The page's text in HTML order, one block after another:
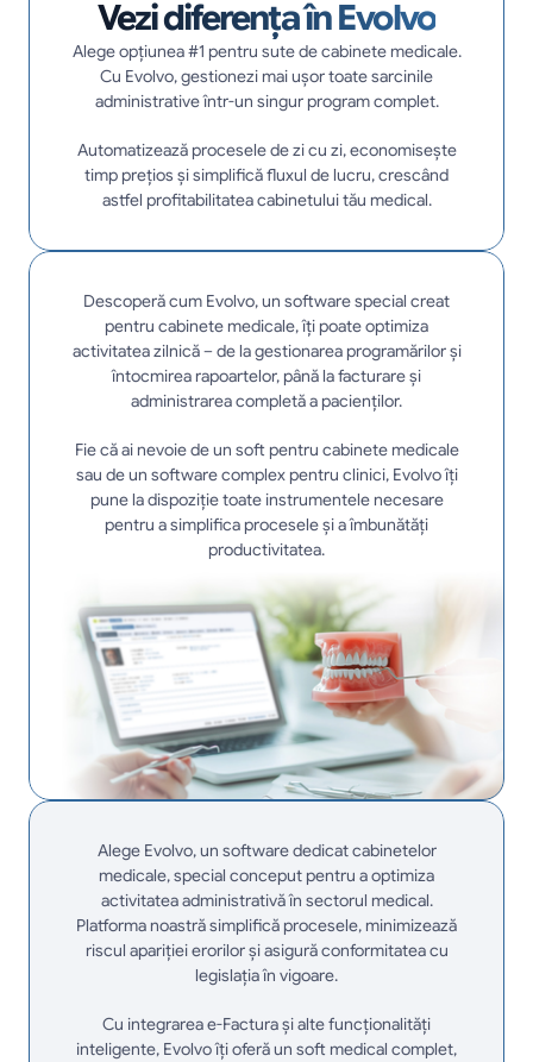
Vezi diferența în Evolvo
Alege opțiunea #1 pentru sute de cabinete medicale.
Cu Evolvo, gestionezi mai ușor toate sarcinile
administrative într-un singur program complet.
Automatizează procesele de zi cu zi, economisește
timp prețios și simplifică fluxul de lucru, crescând
astfel profitabilitatea cabinetului tău medical.
Descoperă cum Evolvo, un software special creat
pentru cabinete medicale, îți poate optimiza
activitatea zilnică – de la gestionarea programărilor și
întocmirea rapoartelor, până la facturare și
administrarea completă a pacienților.
Fie că ai nevoie de un soft pentru cabinete medicale
sau de un software complex pentru clinici, Evolvo îți
pune la dispoziție toate instrumentele necesare
pentru a simplifica procesele și a îmbunătăți
productivitatea.
Alege Evolvo, un software dedicat cabinetelor
medicale, special conceput pentru a optimiza
activitatea administrativă în sectorul medical.
Platforma noastră simplifică procesele, minimizează
riscul apariției erorilor și asigură conformitatea cu
legislația în vigoare.
Cu integrarea e-Factura și alte funcționalități
inteligente, Evolvo îți oferă un soft medical complet,